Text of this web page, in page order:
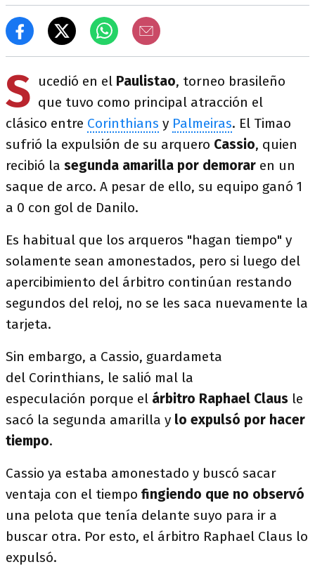
S ucedió en el Paulistao, torneo brasileño
que tuvo como principal atracción el
clásico entre Corinthians y Palmeiras. El Timao
sufrió la expulsión de su arquero Cassio, quien
recibió la segunda amarilla por demorar en un
saque de arco. A pesar de ello, su equipo ganó 1
a 0 con gol de Danilo.
Es habitual que los arqueros "hagan tiempo" y
solamente sean amonestados, pero si luego del
apercibimiento del árbitro continúan restando
segundos del reloj, no se les saca nuevamente la
tarjeta.
Sin embargo, a Cassio, guardameta
del Corinthians, le salió mal la
especulación porque el árbitro Raphael Claus le
sacó la segunda amarilla y lo expulsó por hacer
tiempo.
Cassio ya estaba amonestado y buscó sacar
ventaja con el tiempo fingiendo que no observó
una pelota que tenía delante suyo para ir a
buscar otra. Por esto, el árbitro Raphael Claus lo
expulsó.